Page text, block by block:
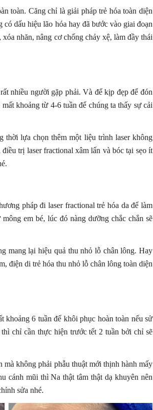
toàn. Căng chỉ là giải pháp trẻ hóa toàn diện
dấu hiệu lão hóa hay đã bước vào giai đoạn
nhăn, nâng cơ chống chảy xệ, làm đầy thái
nhiều người gặp phải. Và để kịp đẹp để đón
khoảng từ 4-6 tuần để chúng ta thấy sự cải
thời lựa chọn thêm một liệu trình laser không
trị laser fractional xâm lấn và bóc tại sẹo ít
pháp đi laser fractional trẻ hóa da để làm
em bé, lúc đó nàng dưỡng chắc chắn sẽ
mang lại hiệu quả thu nhỏ lỗ chân lông. Hay
điện di trẻ hóa thu nhỏ lỗ chân lông toàn diện
khoảng 6 tuần để khôi phục hoàn toàn nếu sử
chỉ cần thực hiện trước tết 2 tuần bởi chỉ sẽ
không phải phẫu thuật mới thịnh hành mấy
cánh mũi thì Na thật tâm thật dạ khuyên nên
sửa nhé.